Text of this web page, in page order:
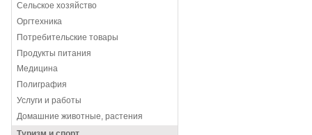
Сельское хозяйство
Оргтехника
Потребительские товары
Продукты питания
Медицина
Полиграфия
Услуги и работы
Домашние животные, растения